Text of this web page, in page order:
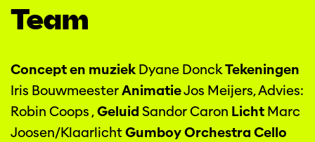
Team
Concept en muziekDyane DonckTekeningen
Iris BouwmeesterAnimatieJos Meijers, Advies:
Robin Coops ,Geluid Sandor Caron Licht Marc
Joosen/KlaarlichtGumboy Orchestra Cello